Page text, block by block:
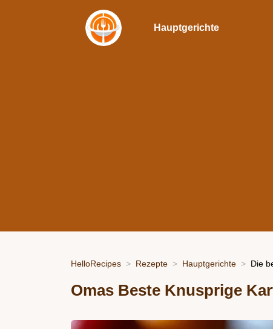
Hauptgerichte
HelloRecipes Rezepte Hauptgerichte Die
Omas Beste Knusprige